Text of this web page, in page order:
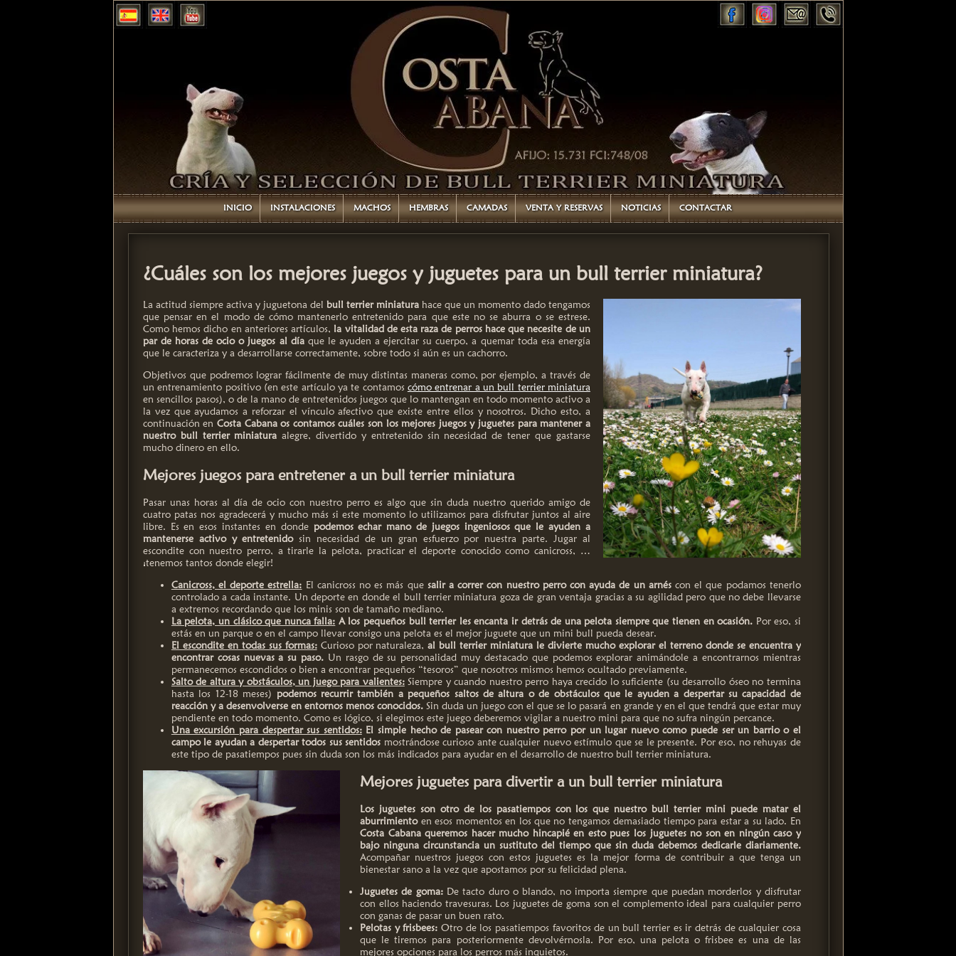
INICIO INSTALACIONES MACHOS HEMBRAS CAMADAS VENTA Y RESERVAS NOTICIAS CONTACTAR
¿Cuáles son los mejores juegos y juguetes para un bull terrier miniatura?
La actitud siempre activa y juguetona del bull terrier miniaturahace que un momento dado tengamos
que pensar en el modo de cómo mantenerlo entretenido para que este no se aburra o se estrese.
Como hemos dicho en anteriores artículos, la vitalidad de esta raza de perros hace que necesite de un
par de horas de ocio o juegos al díaque le ayuden a ejercitar su cuerpo, a quemar toda esa energía
que le caracteriza y a desarrollarse correctamente, sobre todo si aún es un cachorro.
Objetivos que podremos lograr fácilmente de muy distintas maneras como, por ejemplo, a través de
un entrenamiento positivo (en este artículo ya te contamos cómo entrenar a un bull terrier miniatura
en sencillos pasos), o de la mano de entretenidos juegos que lo mantengan en todo momento activo a
la vez que ayudamos a reforzar el vínculo afectivo que existe entre ellos y nosotros. Dicho esto, a
continuación enCosta Cabana os contamos cuáles son los mejores juegos y juguetes para mantener a
nuestro bull terrier miniatura alegre, divertido y entretenido sin necesidad de tener que gastarse
mucho dinero en ello.
Mejores juegos para entretener a un bull terrier miniatura
Pasar unas horas al día de ocio con nuestro perro es algo que sin duda nuestro querido amigo de
cuatro patas nos agradecerá y mucho más si este momento lo utilizamos para disfrutar juntos al aire
libre. Es en esos instantes en donde podemos echar mano de juegos ingeniosos que le ayuden a
mantenerse activo y entretenidosin necesidad de un gran esfuerzo por nuestra parte. Jugar al
escondite con nuestro perro, a tirarle la pelota, practicar el deporte conocido como canicross, …
¡tenemos tantos donde elegir!
Canicross, el deporte estrella: El canicross no es más que salir a correr con nuestro perro con ayuda de un arnéscon el que podamos tenerlo
controlado a cada instante. Un deporte en donde el bull terrier miniatura goza de gran ventaja gracias a su agilidad pero que no debe llevarse
a extremos recordando que los minis son de tamaño mediano.
La pelota, un clásico que nunca falla: A los pequeños bull terrier les encanta ir detrás de una pelota siempre que tienen en ocasión. Por eso, si
estás en un parque o en el campo llevar consigo una pelota es el mejor juguete que un mini bull pueda desear.
El escondite en todas sus formas:Curioso por naturaleza,al bull terrier miniatura le divierte mucho explorar el terreno donde se encuentra y
encontrar cosas nuevas a su paso. Un rasgo de su personalidad muy destacado que podemos explorar animándole a encontrarnos mientras
permanecemos escondidos o bien a encontrar pequeños “tesoros” que nosotros mismos hemos ocultado previamente.
Salto de altura y obstáculos, un juego para valientes:Siempre y cuando nuestro perro haya crecido lo suficiente (su desarrollo óseo no termina
hasta los 12-18 meses) podemos recurrir también a pequeños saltos de altura o de obstáculos que le ayuden a despertar su capacidad de
reacción y a desenvolverse en entornos menos conocidos. Sin duda un juego con el que se lo pasará en grande y en el que tendrá que estar muy
pendiente en todo momento. Como es lógico, si elegimos este juego deberemos vigilar a nuestro mini para que no sufra ningún percance.
Una excursión para despertar sus sentidos: El simple hecho de pasear con nuestro perro por un lugar nuevo como puede ser un barrio o el
campo le ayudan a despertar todos sus sentidos mostrándose curioso ante cualquier nuevo estímulo que se le presente. Por eso, no rehuyas de
este tipo de pasatiempos pues sin duda son los más indicados para ayudar en el desarrollo de nuestro bull terrier miniatura.
Mejores juguetes para divertir a un bull terrier miniatura
Los juguetes son otro de los pasatiempos con los que nuestro bull terrier mini puede matar el
aburrimientoen esos momentos en los que no tengamos demasiado tiempo para estar a su lado. En
Costa Cabana queremos hacer mucho hincapié en esto pues los juguetes no son en ningún caso y
bajo ninguna circunstancia un sustituto del tiempo que sin duda debemos dedicarle diariamente.
Acompañar nuestros juegos con estos juguetes es la mejor forma de contribuir a que tenga un
bienestar sano a la vez que apostamos por su felicidad plena.
Juguetes de goma:De tacto duro o blando, no importa siempre que puedan morderlos y disfrutar
con ellos haciendo travesuras. Los juguetes de goma son el complemento ideal para cualquier perro
con ganas de pasar un buen rato.
Pelotas y frisbees: Otro de los pasatiempos favoritos de un bull terrier es ir detrás de cualquier cosa
que le tiremos para posteriormente devolvérnosla. Por eso, una pelota o frisbee es una de las
mejores opciones para los perros más inquietos.